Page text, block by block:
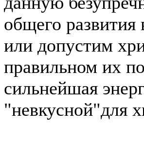
общего развития
или допустим
правильном их
сильнейшая
"невкусной"для